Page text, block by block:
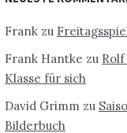
Frank zu
Frank Hantke zu
Klasse für sich
David Grimm zu
Bilderbuch